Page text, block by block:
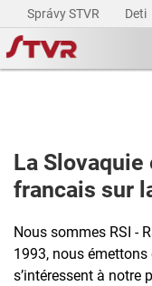
Správy STVR Deti
La
francais sur
Nous sommes RSI -
1993, nous
s’intéressent à notre